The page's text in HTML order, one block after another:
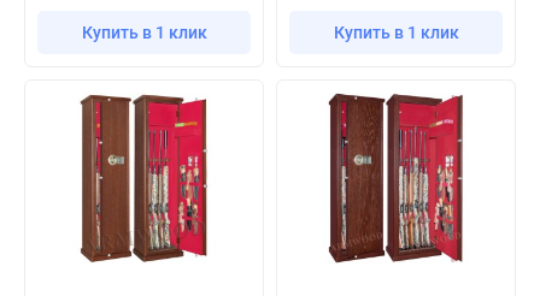
Купить в 1 клик Купить в 1 клик